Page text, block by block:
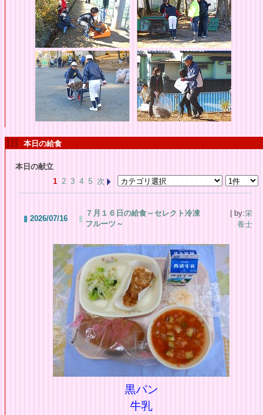
本日の給食
本日の献立
1 2 3 4 5 次
2026/07/16
７月１６日の給食～セレクト冷凍
フルーツ～
| by:栄
養士
黒パン
牛乳